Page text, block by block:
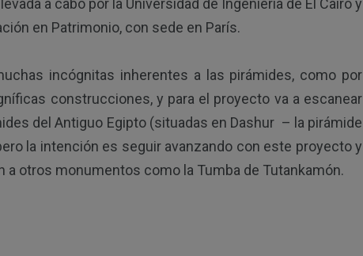
a cabo por la Universidad de Ingeniería de El Cairo y
en Patrimonio, con sede en París.
incógnitas inherentes a las pirámides, como por
construcciones, y para el proyecto va a escanear
del Antiguo Egipto (situadas en Dashur – la pirámide
la intención es seguir avanzando con este proyecto y
otros monumentos como la Tumba de Tutankamón.